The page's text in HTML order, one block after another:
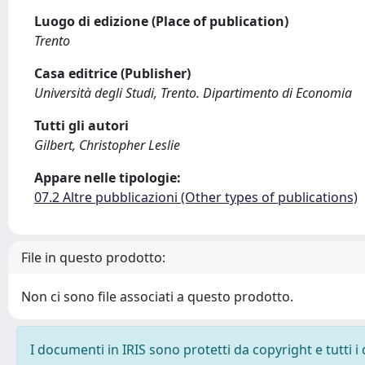
Luogo di edizione (Place of publication)
Trento
Casa editrice (Publisher)
Università degli Studi, Trento. Dipartimento di Economia
Tutti gli autori
Gilbert, Christopher Leslie
Appare nelle tipologie:
07.2 Altre pubblicazioni (Other types of publications)
File in questo prodotto:
Non ci sono file associati a questo prodotto.
I documenti in IRIS sono protetti da copyright e tutti